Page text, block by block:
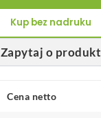
Zapytaj o produkt
Kup bez nadruku
Cena netto